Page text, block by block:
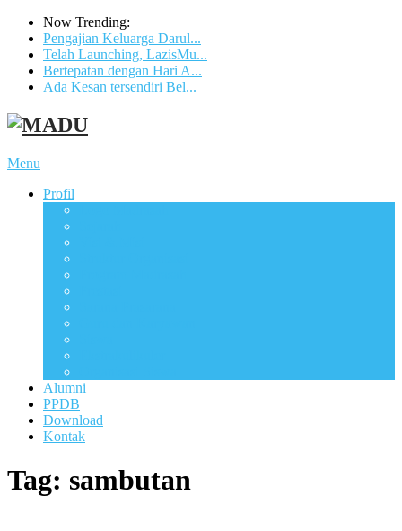
Now Trending:
Pengajian Keluarga Darul...
Telah Launching, LazisMu...
Bertepatan dengan Hari A...
Ada Kesan tersendiri Bel...
Menu
Profil
Alumni
PPDB
Download
Kontak
Tag: sambutan